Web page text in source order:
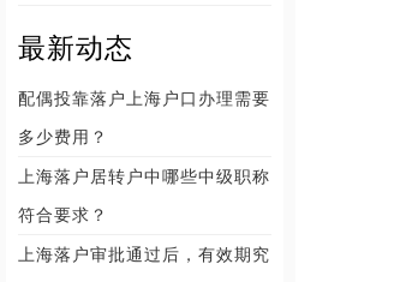
最新动态
配偶投靠落户上海户口办理需要
多少费用？
上海落户居转户中哪些中级职称
符合要求？
上海落户审批通过后，有效期究